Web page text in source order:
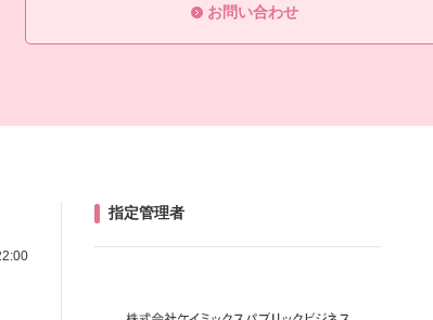
お問い合わせ
指定管理者